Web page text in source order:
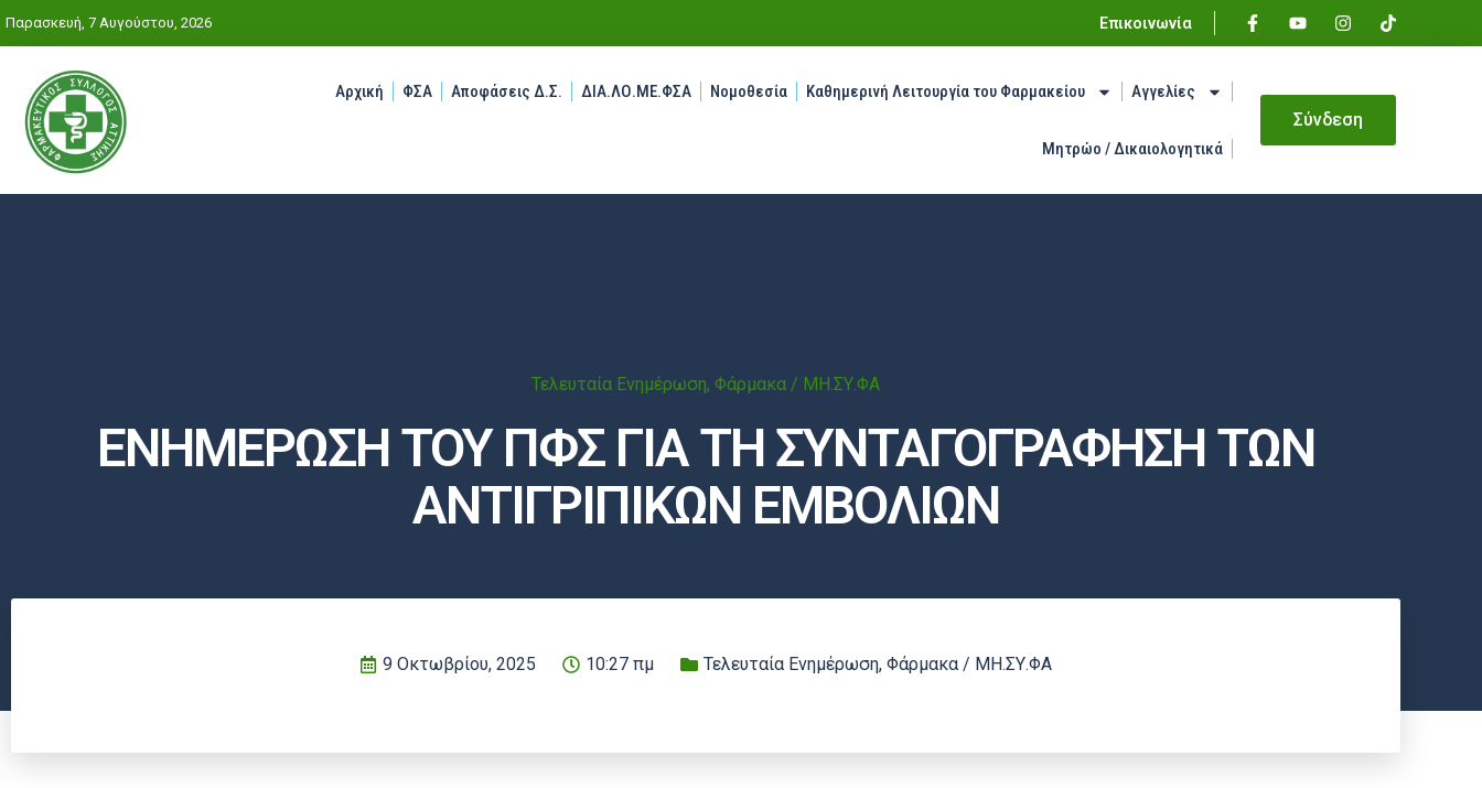
Παρασκευή, 7 Αυγούστου, 2026 Επικοινωνία
Αρχική ΦΣΑ Αποφάσεις Δ.Σ. ΔΙΑ.ΛΟ.ΜΕ.ΦΣΑ Νομοθεσία Καθημερινή Λειτουργία του Φαρμακείου Αγγελίες
Μητρώο / Δικαιολογητικά
Σύνδεση
Τελευταία Ενημέρωση, Φάρμακα / ΜΗ.ΣΥ.ΦΑ
ΕΝΗΜΕΡΩΣΗ ΤΟΥ ΠΦΣ ΓΙΑ ΤΗ ΣΥΝΤΑΓΟΓΡΑΦΗΣΗ ΤΩΝ
ΑΝΤΙΓΡΙΠΙΚΩΝ ΕΜΒΟΛΙΩΝ
9 Οκτωβρίου, 2025 10:27 πμ Τελευταία Ενημέρωση, Φάρμακα / ΜΗ.ΣΥ.ΦΑ